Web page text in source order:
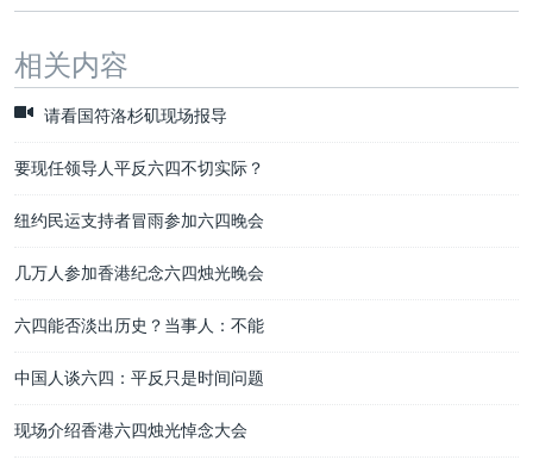
相关内容
请看国符洛杉矶现场报导
要现任领导人平反六四不切实际？
纽约民运支持者冒雨参加六四晚会
几万人参加香港纪念六四烛光晚会
六四能否淡出历史？当事人：不能
中国人谈六四：平反只是时间问题
现场介绍香港六四烛光悼念大会